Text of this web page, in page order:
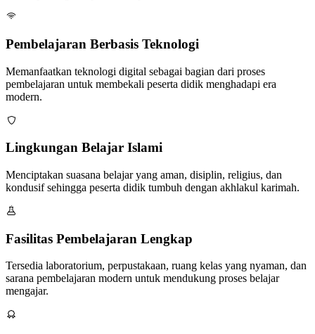
Pembelajaran Berbasis Teknologi
Memanfaatkan teknologi digital sebagai bagian dari proses
pembelajaran untuk membekali peserta didik menghadapi era
modern.
Lingkungan Belajar Islami
Menciptakan suasana belajar yang aman, disiplin, religius, dan
kondusif sehingga peserta didik tumbuh dengan akhlakul karimah.
Fasilitas Pembelajaran Lengkap
Tersedia laboratorium, perpustakaan, ruang kelas yang nyaman, dan
sarana pembelajaran modern untuk mendukung proses belajar
mengajar.